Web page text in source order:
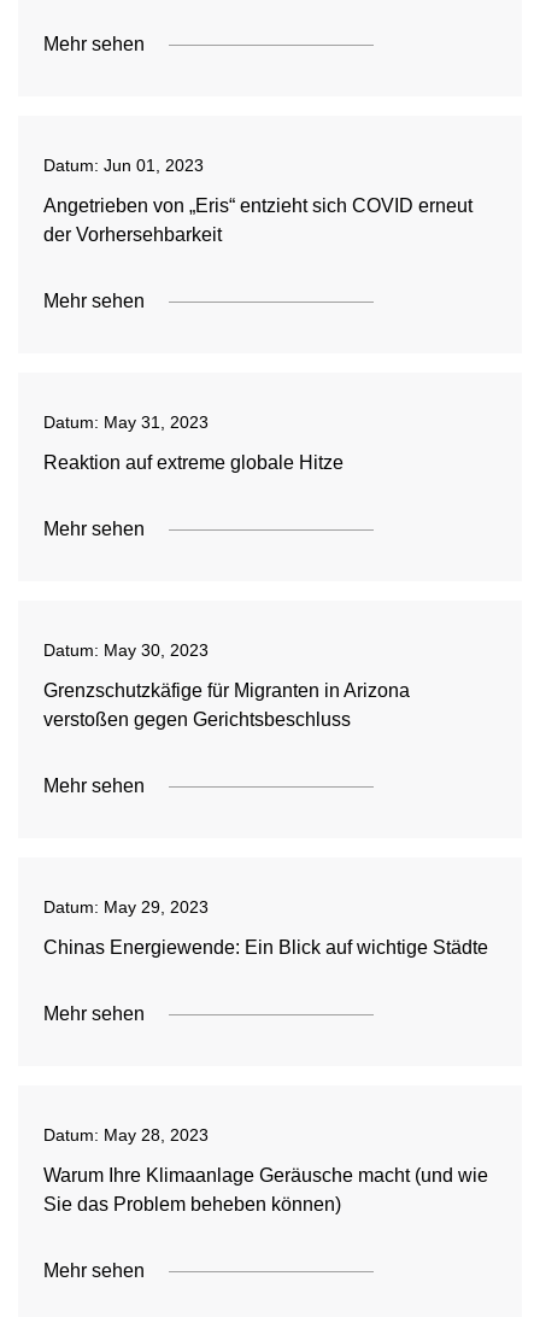
Mehr sehen
Datum: Jun 01, 2023
Angetrieben von „Eris“ entzieht sich COVID erneut
der Vorhersehbarkeit
Mehr sehen
Datum: May 31, 2023
Reaktion auf extreme globale Hitze
Mehr sehen
Datum: May 30, 2023
Grenzschutzkäfige für Migranten in Arizona
verstoßen gegen Gerichtsbeschluss
Mehr sehen
Datum: May 29, 2023
Chinas Energiewende: Ein Blick auf wichtige Städte
Mehr sehen
Datum: May 28, 2023
Warum Ihre Klimaanlage Geräusche macht (und wie
Sie das Problem beheben können)
Mehr sehen